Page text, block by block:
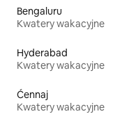
Bengaluru
Kwatery wakacyjne
Hyderabad
Kwatery wakacyjne
Ćennaj
Kwatery wakacyjne